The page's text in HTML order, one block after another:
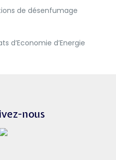
de désenfumage
d’Economie d’Energie
nous